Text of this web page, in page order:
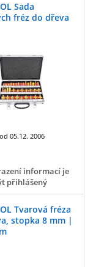
Sada
fréz do dřeva
05.12. 2006
informací je
přihlášený
Tvarová fréza
stopka 8 mm |